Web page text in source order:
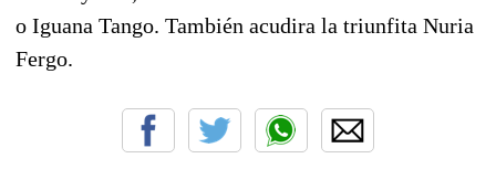
o Iguana Tango. También acudira la triunfita Nuria
Fergo.